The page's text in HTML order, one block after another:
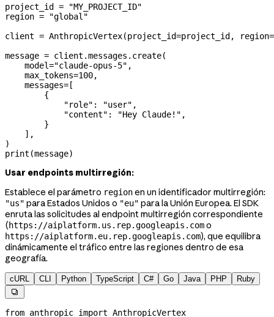
project_id = "MY_PROJECT_ID"
region = "global"
client = AnthropicVertex(project_id=project_id, region=
message = client.messages.create(
    model
="claude-opus-5" ,
    max_tokens
=100,
    messages
= [
        {
            "role"
: "user" ,
            "content"
: "Hey Claude!" ,
        }
    ],
)
print (message)
Usar endpoints multirregión:
Establece el parámetro regionen un identificador multirregión:
"us" para Estados Unidos o "eu" para la Unión Europea. El SDK
enruta las solicitudes al endpoint multirregión correspondiente
(https://aiplatform.us.rep.googleapis.como
https://aiplatform.eu.rep.googleapis.com), que equilibra
dinámicamente el tráfico entre las regiones dentro de esa
geografía.
cURL CLI Python TypeScript C# Go Java PHP Ruby

from anthropic import AnthropicVertex